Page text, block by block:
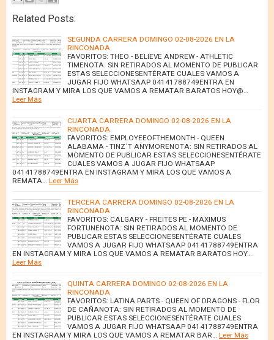
Related Posts:
SEGUNDA CARRERA DOMINGO 02-08-2026 EN LA
RINCONADA
FAVORITOS: THEO - BELIEVE ANDREW - ATHLETIC
TIMENOTA: SIN RETIRADOS AL MOMENTO DE PUBLICAR
ESTAS SELECCIONESENTÉRATE CUALES VAMOS A
JUGAR FIJO WHATSAAP 04141788749ENTRA EN
INSTAGRAM Y MIRA LOS QUE VAMOS A REMATAR BARATOS HOY@…
Leer Más
CUARTA CARRERA DOMINGO 02-08-2026 EN LA
RINCONADA
FAVORITOS: EMPLOYEEOFTHEMONTH - QUEEN
ALABAMA - TINZ´T ANYMORENOTA: SIN RETIRADOS AL
MOMENTO DE PUBLICAR ESTAS SELECCIONESENTÉRATE
CUALES VAMOS A JUGAR FIJO WHATSAAP
04141788749ENTRA EN INSTAGRAM Y MIRA LOS QUE VAMOS A
REMATA…
Leer Más
TERCERA CARRERA DOMINGO 02-08-2026 EN LA
RINCONADA
FAVORITOS: CALGARY - FREITES PE - MAXIMUS
FORTUNENOTA: SIN RETIRADOS AL MOMENTO DE
PUBLICAR ESTAS SELECCIONESENTÉRATE CUALES
VAMOS A JUGAR FIJO WHATSAAP 04141788749ENTRA
EN INSTAGRAM Y MIRA LOS QUE VAMOS A REMATAR BARATOS HOY…
Leer Más
QUINTA CARRERA DOMINGO 02-08-2026 EN LA
RINCONADA
FAVORITOS: LATINA PARTS - QUEEN OF DRAGONS - FLOR
DE CAÑANOTA: SIN RETIRADOS AL MOMENTO DE
PUBLICAR ESTAS SELECCIONESENTÉRATE CUALES
VAMOS A JUGAR FIJO WHATSAAP 04141788749ENTRA
EN INSTAGRAM Y MIRA LOS QUE VAMOS A REMATAR BAR…
Leer Más